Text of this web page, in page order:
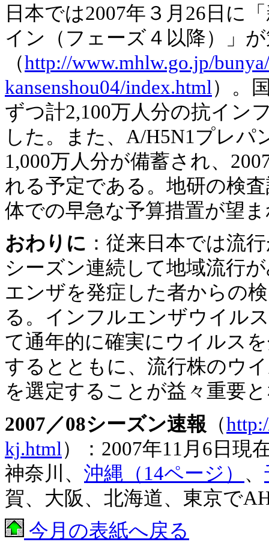
日本では2007年３月26日に
イン（フェーズ４以降）」
（http://www.mhlw.go.jp/
kansenshou04/index.html ）。
ずつ計2,100万人分の抗イン
した。また、A/H5N1プレパ
1,000万人分が備蓄され、
れる予定である。地研の検
体での早急な予算措置が望
おわりに ：従来日本では流
シーズン連続して地域流行
エンザを発症した者からの
る。インフルエンザウイル
て通年的に確実にウイルス
するとともに、流行株のウ
を選定することが益々重要
2007／08シーズン速報 （
kj.html ）：2007年11月6日現
神奈川、 沖縄（14ページ） 、
賀、大阪、北海道、東京で
今月の表紙へ戻る